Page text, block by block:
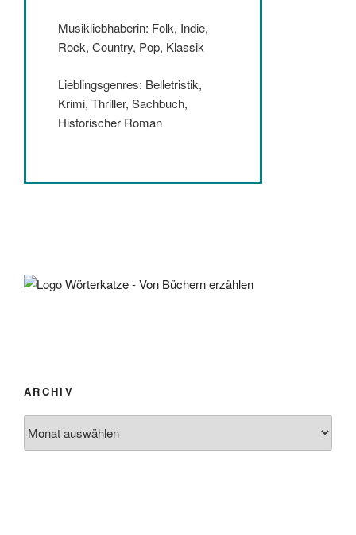
Musikliebhaberin: Folk, Indie,
Rock, Country, Pop, Klassik
Lieblingsgenres: Belletristik,
Krimi, Thriller, Sachbuch,
Historischer Roman
ARCHIV